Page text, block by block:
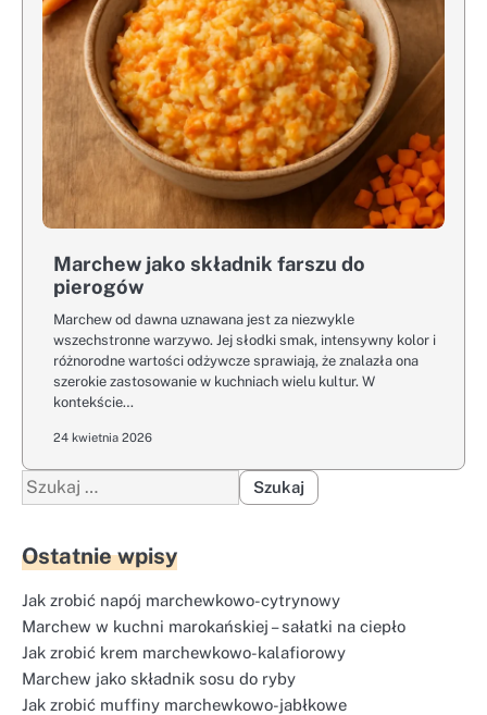
Marchew jako składnik farszu do
pierogów
Marchew od dawna uznawana jest za niezwykle
wszechstronne warzywo. Jej słodki smak, intensywny kolor i
różnorodne wartości odżywcze sprawiają, że znalazła ona
szerokie zastosowanie w kuchniach wielu kultur. W
kontekście…
24 kwietnia 2026
Szukaj:
Ostatnie wpisy
Jak zrobić napój marchewkowo-cytrynowy
Marchew w kuchni marokańskiej – sałatki na ciepło
Jak zrobić krem marchewkowo-kalafiorowy
Marchew jako składnik sosu do ryby
Jak zrobić muffiny marchewkowo-jabłkowe